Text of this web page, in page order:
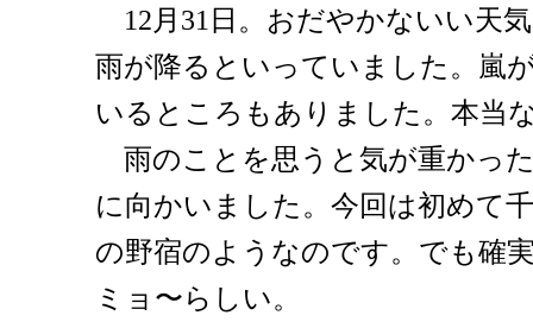
12月31日。おだやかないい天
雨が降るといっていました。嵐
いるところもありました。本
雨のことを思うと気が重かっ
に向かいました。今回は初めて
の野宿のようなのです。でも確
ミョ〜らしい。